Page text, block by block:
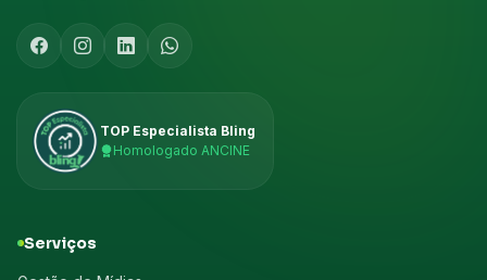
TOP Especialista Bling
Homologado ANCINE
Serviços